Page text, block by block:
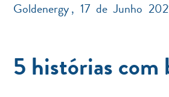
Goldenergy 17 de Junho
5 histórias com